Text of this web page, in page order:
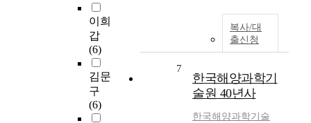
이희
갑
(6)
김문
구
(6)
복사/대
출신청
7
한국해양과학기
술원 40년사
한국해양과학기술